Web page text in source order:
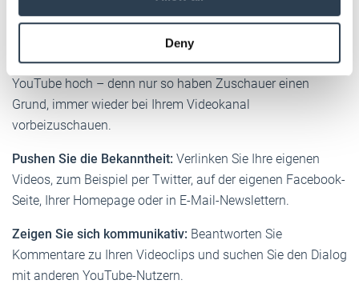
provided to them or that they’ve collected from your use
Weitere Informationen:Impressum Datenschutz
Deny
Internet vergisst nichts!
Planen Sie Updates:Laden Sie regelmäßig neue Inhalte bei
YouTube hoch – denn nur so haben Zuschauer einen
Grund, immer wieder bei Ihrem Videokanal
vorbeizuschauen.
Pushen Sie die Bekanntheit: Verlinken Sie Ihre eigenen
Videos, zum Beispiel per Twitter, auf der eigenen Facebook-
Seite, Ihrer Homepage oder in E-Mail-Newslettern.
Zeigen Sie sich kommunikativ: Beantworten Sie
Kommentare zu Ihren Videoclips und suchen Sie den Dialog
mit anderen YouTube-Nutzern.